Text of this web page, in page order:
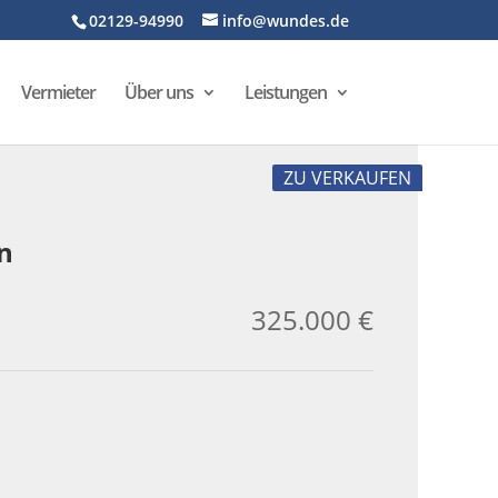
02129-94990 info@wundes.de
Vermieter Über uns Leistungen
ZU VERKAUFEN
325.000 €